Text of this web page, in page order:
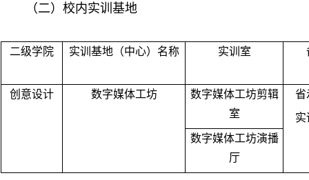
（二）校内实训基地
二级学院 实训基地（中心）名称 实训室
创意设计 数字媒体工坊
数字媒体工坊剪辑
室
省
实
数字媒体工坊演播
厅